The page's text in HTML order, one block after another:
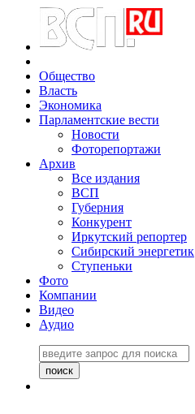
Общество
Власть
Экономика
Парламентские вести
Новости
Фоторепортажи
Архив
Все издания
ВСП
Губерния
Конкурент
Иркутский репортер
Сибирский энергетик
Ступеньки
Фото
Компании
Видео
Аудио